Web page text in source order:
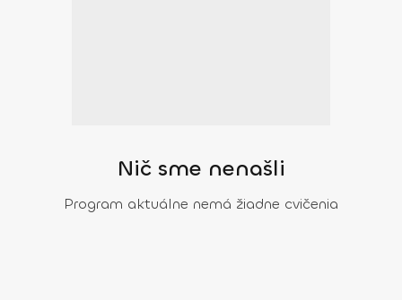
Nič sme nenašli
Program aktuálne nemá žiadne cvičenia